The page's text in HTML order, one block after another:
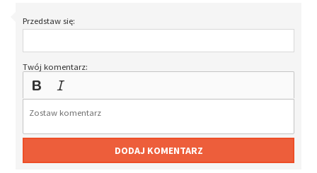
Przedstaw się:
Twój komentarz:
DODAJ KOMENTARZ